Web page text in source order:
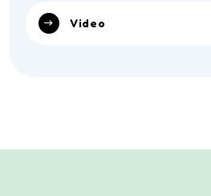
Video